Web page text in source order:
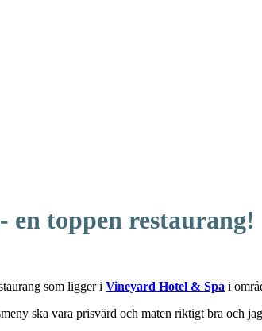
en toppen restaurang!
som ligger i Vineyard Hotel & Spa i
ska vara prisvärd och maten riktigt bra och